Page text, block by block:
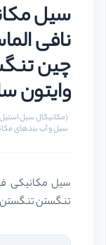
سیل
چین
وایتون سایز 15
سیل و آب بندهای
تنگستن تنگستن